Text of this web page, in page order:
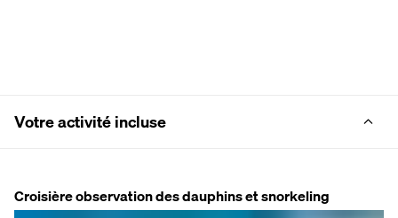
Votre activité incluse
Croisière observation des dauphins et snorkeling